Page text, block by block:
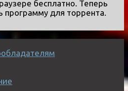
бесплатно. Теперь
программу для торрента.